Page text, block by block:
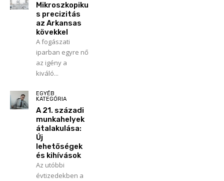
Mikroszkopiku
s precizitás
az Arkansas
kövekkel
A fogászati
iparban egyre nő
az igény a
kiváló...
EGYÉB
KATEGÓRIA
A 21. századi
munkahelyek
átalakulása:
Új
lehetőségek
és kihívások
Az utóbbi
évtizedekben a